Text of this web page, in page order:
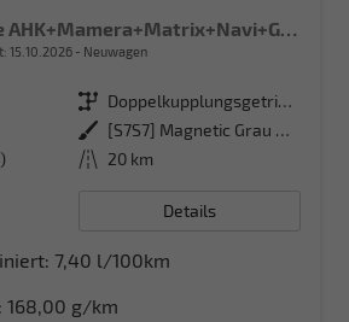
ST 204PS 4Drive AHK+Mamera+Matrix+Navi+GV4+Kessy+Parklenk+Alarm
15.10.2026 Neuwagen
Getriebe
Doppelkupplungsgetriebe (DSG)
Außenfarbe
[S7S7] Magnetic Grau Metallic
Kilometerstand 20 km
Details
7,40 l/100km
168,00 g/km